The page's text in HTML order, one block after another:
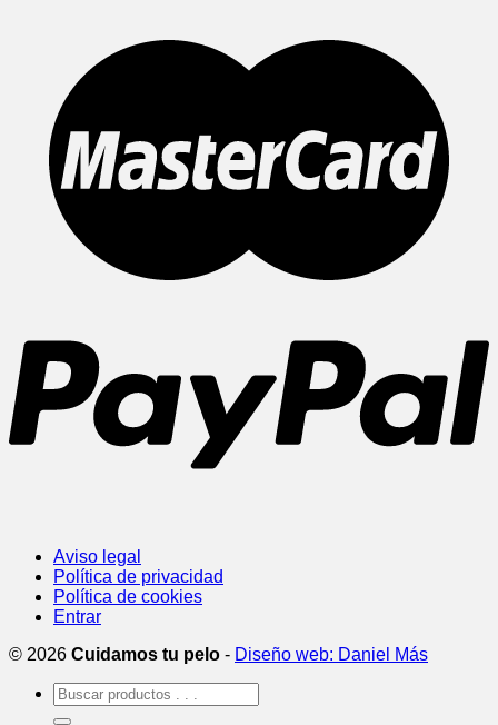
Aviso legal
Política de privacidad
Política de cookies
Entrar
© 2026 Cuidamos tu pelo - Diseño web: Daniel Más
Buscar
por: